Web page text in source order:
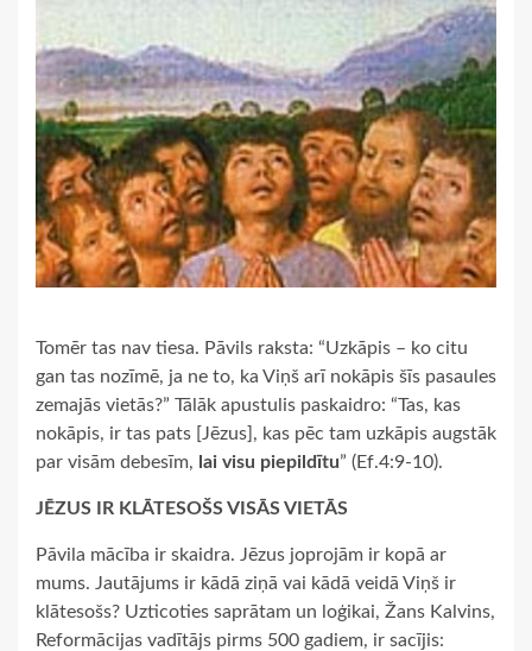
Tomēr tas nav tiesa. Pāvils raksta: “Uzkāpis – ko citu
gan tas nozīmē, ja ne to, ka Viņš arī nokāpis šīs pasaules
zemajās vietās?” Tālāk apustulis paskaidro: “Tas, kas
nokāpis, ir tas pats [Jēzus], kas pēc tam uzkāpis augstāk
par visām debesīm, lai visu piepildītu” (Ef.4:9-10).
JĒZUS IR KLĀTESOŠS VISĀS VIETĀS
Pāvila mācība ir skaidra. Jēzus joprojām ir kopā ar
mums. Jautājums ir kādā ziņā vai kādā veidā Viņš ir
klātesošs? Uzticoties saprātam un loģikai, Žans Kalvins,
Reformācijas vadītājs pirms 500 gadiem, ir sacījis: